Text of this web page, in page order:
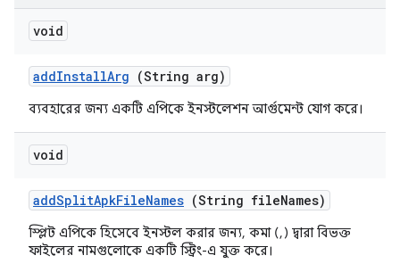
void
addInstallArg (String arg)
ব্যবহারের জন্য একটি এপিকে ইনস্টলেশন আর্গুমেন্ট যোগ করে।
void
addSplitApkFileNames (String fileNames)
স্প্লিট এপিকে হিসেবে ইনস্টল করার জন্য, কমা (,) দ্বারা বিভক্ত
ফাইলের নামগুলোকে একটি স্ট্রিং-এ যুক্ত করে।